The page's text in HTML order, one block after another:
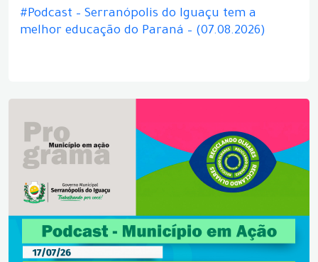
#Podcast – Serranópolis do Iguaçu tem a
melhor educação do Paraná – (07.08.2026)